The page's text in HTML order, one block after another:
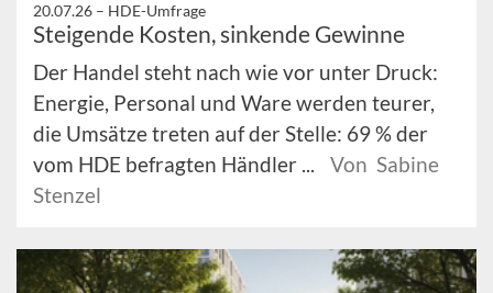
20.07.26 – HDE-Umfrage
Steigende Kosten, sinkende Gewinne
Der Handel steht nach wie vor unter Druck:
Energie, Personal und Ware werden teurer,
die Umsätze treten auf der Stelle: 69 % der
vom HDE befragten Händler ...
Von Sabine
Stenzel